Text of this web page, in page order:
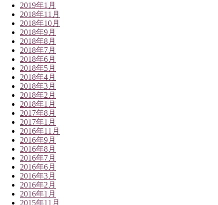
2019年1月
2018年11月
2018年10月
2018年9月
2018年8月
2018年7月
2018年6月
2018年5月
2018年4月
2018年3月
2018年2月
2018年1月
2017年8月
2017年1月
2016年11月
2016年9月
2016年8月
2016年7月
2016年6月
2016年3月
2016年2月
2016年1月
2015年11月